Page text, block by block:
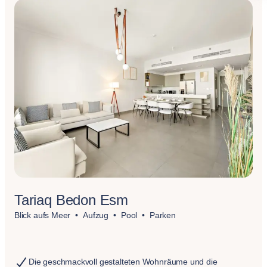
Tariaq Bedon Esm
Blick aufs Meer Aufzug Pool Parken
Die geschmackvoll gestalteten Wohnräume und die